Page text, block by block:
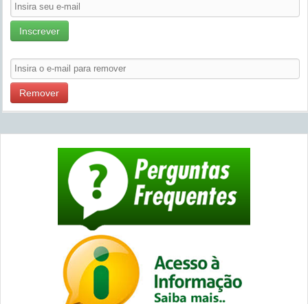
Inscrever
Remover